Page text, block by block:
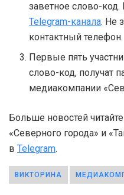
заветное слово-
Telegram-канала. Не
контактный телефон.
Первые пять
слово-код, получат
медиакомпании
Больше новостей
«Северного города» и
в Telegram.
ВИКТОРИНА